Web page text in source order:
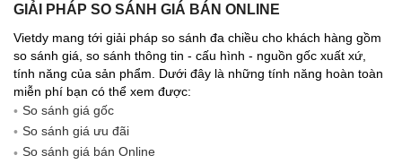
GIẢI PHÁP SO SÁNH GIÁ BÁN ONLINE
Vietdy mang tới giải pháp so sánh đa chiều cho khách hàng gồm
so sánh giá, so sánh thông tin - cấu hình - nguồn gốc xuất xứ,
tính năng của sản phẩm. Dưới đây là những tính năng hoàn toàn
miễn phí bạn có thể xem được:
So sánh giá gốc
So sánh giá ưu đãi
So sánh giá bán Online